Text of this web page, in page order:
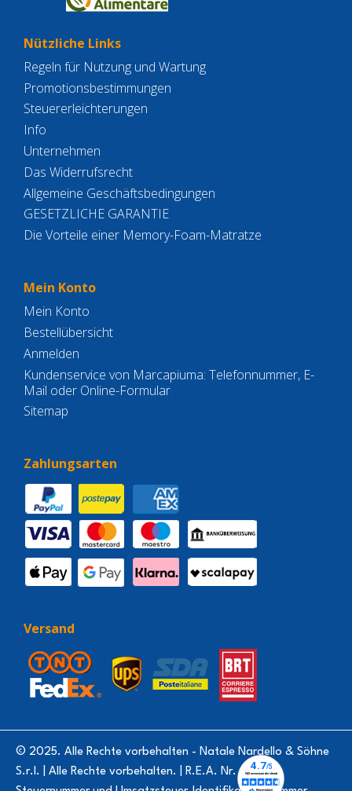
Nützliche Links
Regeln für Nutzung und Wartung
Promotionsbestimmungen
Steuererleichterungen
Info
Unternehmen
Das Widerrufsrecht
Allgemeine Geschäftsbedingungen
GESETZLICHE GARANTIE
Die Vorteile einer Memory-Foam-Matratze
Mein Konto
Mein Konto
Bestellübersicht
Anmelden
Kundenservice von Marcapiuma: Telefonnummer, E-
Mail oder Online-Formular
Sitemap
Zahlungsarten
Versand
© 2025. Alle Rechte vorbehalten - Natale Nardello & Söhne
S.r.l. | Alle Rechte vorbehalten. | R.E.A. Nr. 64294 -